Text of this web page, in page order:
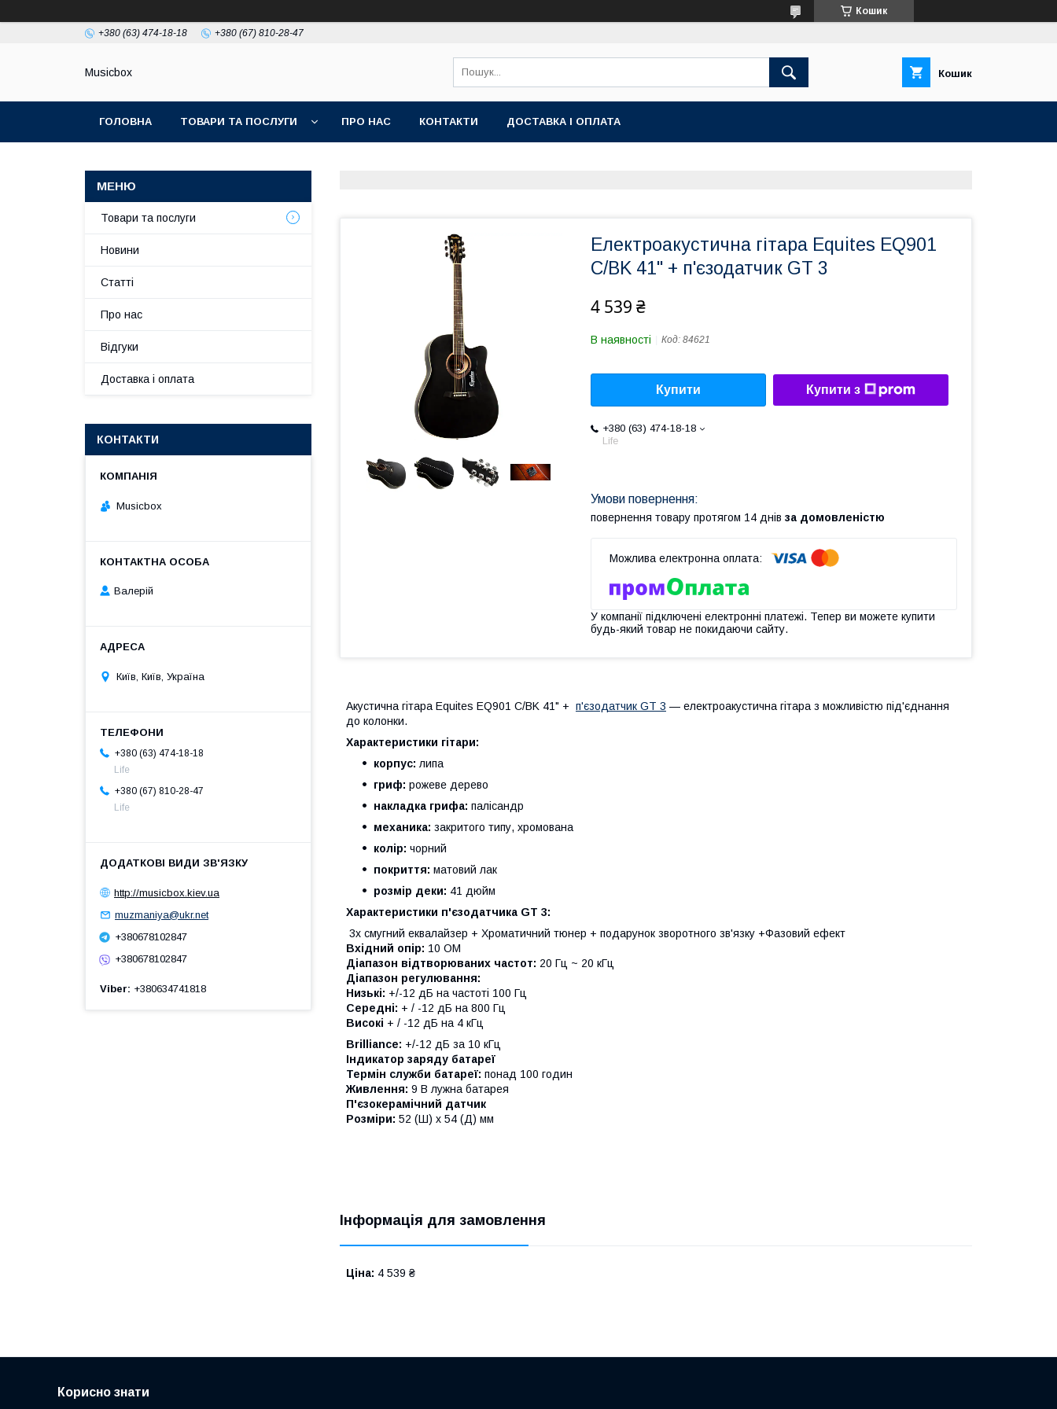
Кошик
+380 (63) 474-18-18 +380 (67) 810-28-47
Musicbox Кошик
ГОЛОВНА ТОВАРИ ТА ПОСЛУГИ ПРО НАС КОНТАКТИ ДОСТАВКА І ОПЛАТА
Електроакустична гітара Equites EQ901
C/BK 41" + п'єзодатчик GT 3
4 539 ₴
В наявності Код: 84621
Купити Купити з
+380 (63) 474-18-18
Life
повернення товару протягом 14 днів за домовленістю
У компанії підключені електронні платежі. Тепер ви можете купити
будь-який товар не покидаючи сайту.
Акустична гітара Equites EQ901 C/BK 41" + п'єзодатчик GT 3 — електроакустична гітара з можливістю під'єднання
до колонки.
Характеристики гітари:
корпус: липа
гриф: рожеве дерево
накладка грифа: палісандр
механика: закритого типу, хромована
колір: чорний
покриття: матовий лак
розмір деки: 41 дюйм
Характеристики п'єзодатчика GT 3:
3х смугний еквалайзер + Хроматичний тюнер + подарунок зворотного зв'язку +Фазовий ефект
Вхідний опір: 10 ОМ
Діапазон відтворюваних частот: 20 Гц ~ 20 кГц
Діапазон регулювання:
Низькі: +/-12 дБ на частоті 100 Гц
Середні: + / -12 дБ на 800 Гц
Високі + / -12 дБ на 4 кГц
Brilliance: +/-12 дБ за 10 кГц
Індикатор заряду батареї
Термін служби батареї: понад 100 годин
Живлення: 9 В лужна батарея
П'єзокерамічний датчик
Розміри: 52 (Ш) x 54 (Д) мм
Інформація для замовлення
Ціна: 4 539 ₴
Товари та послуги
Новини
Статті
Про нас
Відгуки
Доставка і оплата
КОНТАКТИ
Musicbox
Валерій
Київ, Київ, Україна
+380 (63) 474-18-18
Life
+380 (67) 810-28-47
Life
http://musicbox.kiev.ua
muzmaniya@ukr.net
+380678102847
+380678102847
Viber +380634741818
Корисно знати